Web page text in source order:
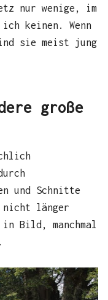
nur wenige, im
ich keinen. Wenn
sie meist jung
große
und Schnitte
nicht länger
Bild, manchmal